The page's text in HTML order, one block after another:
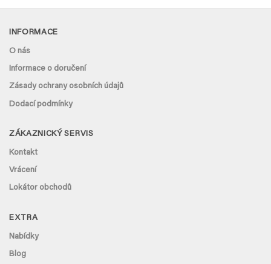
€ 20,95
INFORMACE
O nás
Informace o doručení
Zásady ochrany osobních údajů
Dodací podmínky
ZÁKAZNICKÝ SERVIS
Kontakt
Vrácení
Lokátor obchodů
EXTRA
Nabídky
Blog